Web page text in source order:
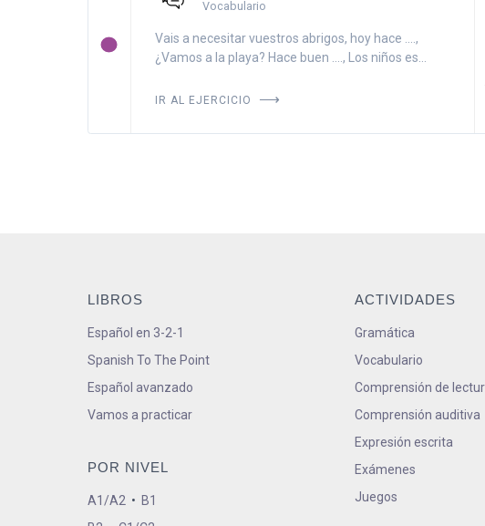
Vocabulario
Vais a necesitar vuestros abrigos, hoy hace ....,
¿Vamos a la playa? Hace buen ...., Los niños es...
IR AL EJERCICIO
LIBROS
Español en 3-2-1
Spanish To The Point
Español avanzado
Vamos a practicar
POR NIVEL
A1/A2 • B1
ACTIVIDADES
Gramática
Vocabulario
Comprensión de
Comprensión auditiva
Expresión escrita
Exámenes
Juegos